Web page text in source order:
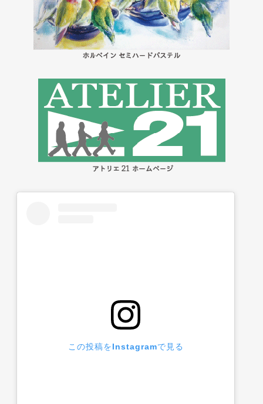
この投稿をInstagramで見る